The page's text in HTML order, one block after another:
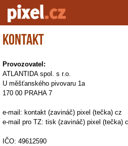
Server o natáčení a zpracování videa
Kontakt
Provozovatel:
ATLANTIDA spol. s r.o.
U měšťanského pivovaru 1a
170 00 PRAHA 7
e-mail: kontakt (zavináč) pixel (tečka) cz
e-mail pro TZ: tisk (zavináč) pixel (tečka)
IČO: 49612590